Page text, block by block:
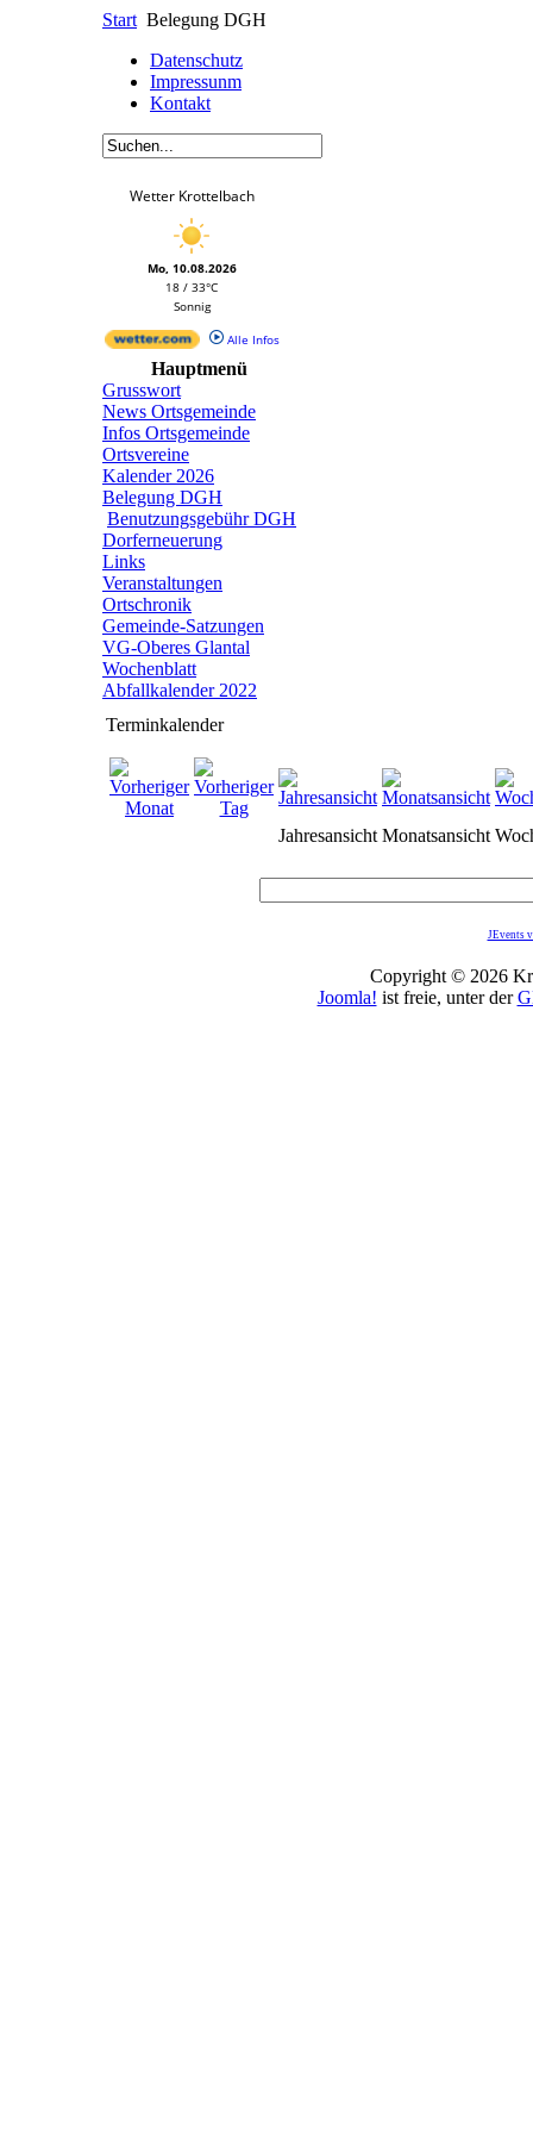
Start Belegung DGH
Datenschutz
Impressunm
Kontakt
Wetter Krottelbach
Mo, 10.08.2026
18 / 33°C
Sonnig
Alle Infos
Hauptmenü
Grusswort
News Ortsgemeinde
Infos Ortsgemeinde
Ortsvereine
Kalender 2026
Belegung DGH
Benutzungsgebühr DGH
Dorferneuerung
Links
Veranstaltungen
Ortschronik
Gemeinde-Satzungen
VG-Oberes Glantal
Wochenblatt
Abfallkalender 2022
Terminkalender
Jahresansicht Monatsansicht
JEvents
Copyright © 2026
Joomla! ist freie, unter der